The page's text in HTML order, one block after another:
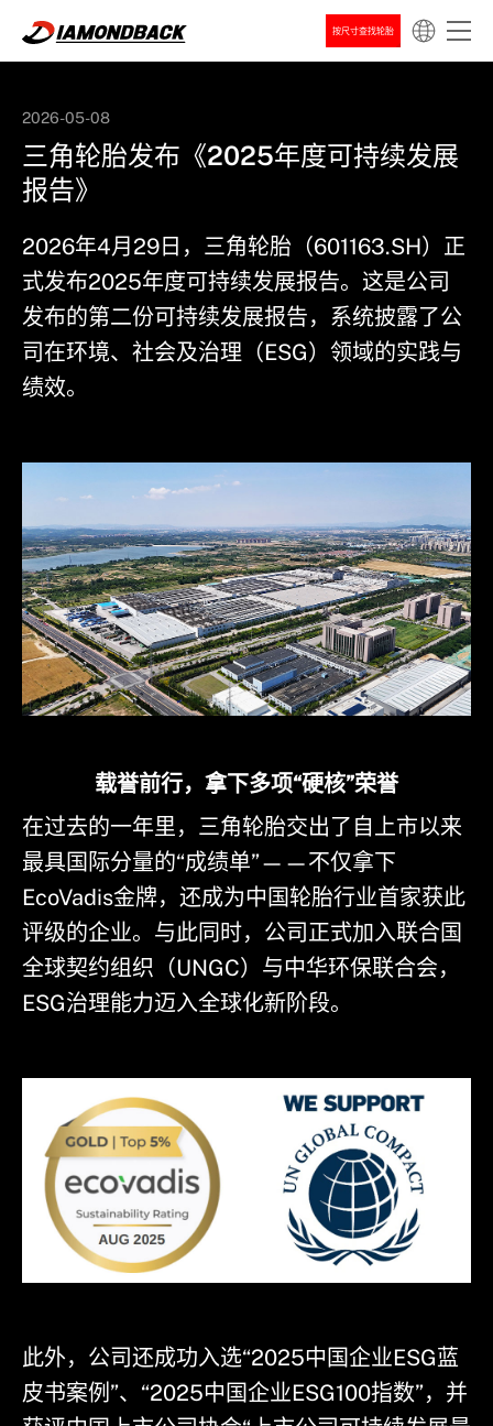
按尺寸查找轮胎
新闻
公司新闻
2026-05-08
三角轮胎发布《2025年度可持续发展
报告》
2026年4月29日，三角轮胎（601163.SH）正
式发布2025年度可持续发展报告。这是公司
发布的第二份可持续发展报告，系统披露了公
司在环境、社会及治理（ESG）领域的实践与
绩效。
载誉前行，拿下多项“硬核”荣誉
在过去的一年里，三角轮胎交出了自上市以来
最具国际分量的“成绩单”——不仅拿下
EcoVadis金牌，还成为中国轮胎行业首家获此
评级的企业。与此同时，公司正式加入联合国
全球契约组织（UNGC）与中华环保联合会，
ESG治理能力迈入全球化新阶段。
此外，公司还成功入选“2025中国企业ESG蓝
皮书案例”、“2025中国企业ESG100指数”，并